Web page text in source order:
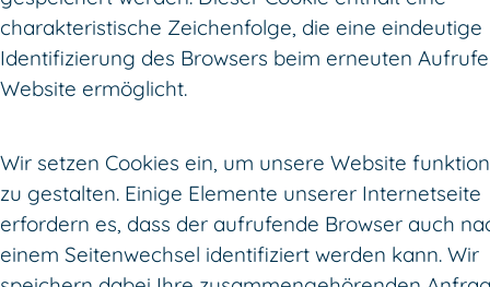
charakteristische Zeichenfolge, die eine eindeutige
Identifizierung des Browsers beim erneuten
Website ermöglicht.
Wir setzen Cookies ein, um unsere Website
zu gestalten. Einige Elemente unserer Internetseite
erfordern es, dass der aufrufende Browser auch
einem Seitenwechsel identifiziert werden kann. Wir